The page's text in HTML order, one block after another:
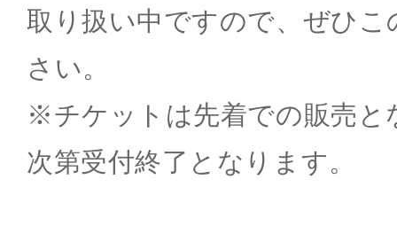
取り扱い中ですので、ぜひ
さい。
※チケットは先着での販売と
次第受付終了となります。